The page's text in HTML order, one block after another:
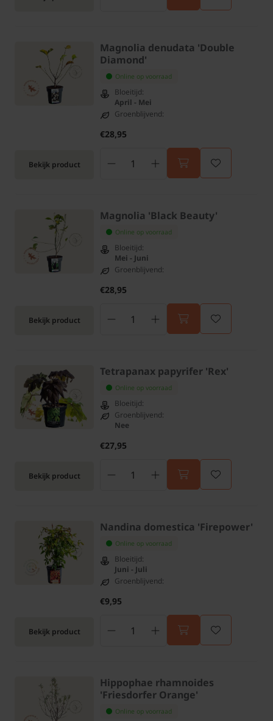
Bekijk product
Magnolia denudata 'Double
Diamond'
Online op voorraad
Bloeitijd:
April - Mei
Groenblijvend:
€28,95
Bekijk product
Magnolia 'Black Beauty'
Online op voorraad
Bloeitijd:
Mei - Juni
Groenblijvend:
€28,95
Bekijk product
Tetrapanax papyrifer 'Rex'
Online op voorraad
Bloeitijd:
Groenblijvend:
Nee
€27,95
Bekijk product
Nandina domestica 'Firepower'
Online op voorraad
Bloeitijd:
Juni - Juli
Groenblijvend:
€9,95
Hippophae rhamnoides
'Friesdorfer Orange'
Online op voorraad